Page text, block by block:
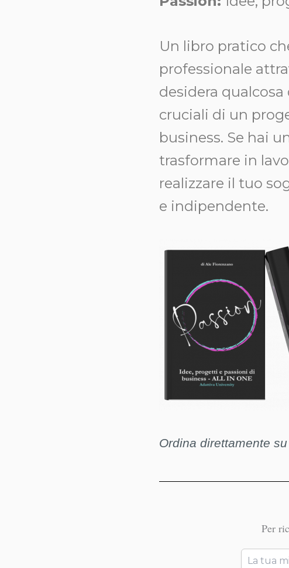
Un libro pratico
professionale
desidera
cruciali di un
business. Se hai
trasformare in
realizzare il tuo
e indipendente.
Ordina direttamente
Per